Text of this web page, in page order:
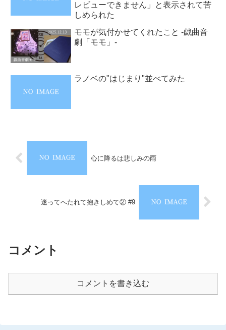
レビューできません」と表示されて苦
しめられた
モモが気付かせてくれたこと -戯曲音
劇「モモ」-
ラノベの"はじまり"並べてみた
心に降るは悲しみの雨
迷ってへたれて抱きしめて② #9
コメント
コメントを書き込む